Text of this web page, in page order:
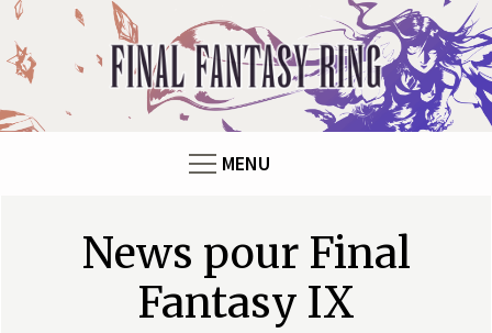
F
n
MENU
News pour Final
Fantasy IX
Pages
Panneau de gestion des cookies